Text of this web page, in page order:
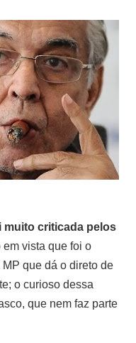
muito criticada pelos
em vista que foi o
que dá o direto de
o curioso dessa
que nem faz parte